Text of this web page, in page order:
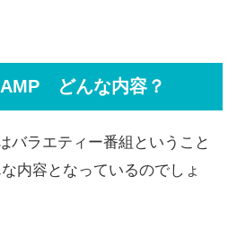
どんな内容？
バラエティー番組ということ
内容となっているのでしょ